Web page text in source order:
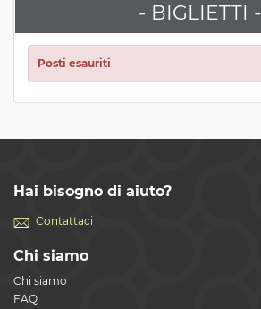
- BIGLIETTI -
Posti esauriti
Hai bisogno di aiuto?
Contattaci
Chi siamo
Chi siamo
FAQ